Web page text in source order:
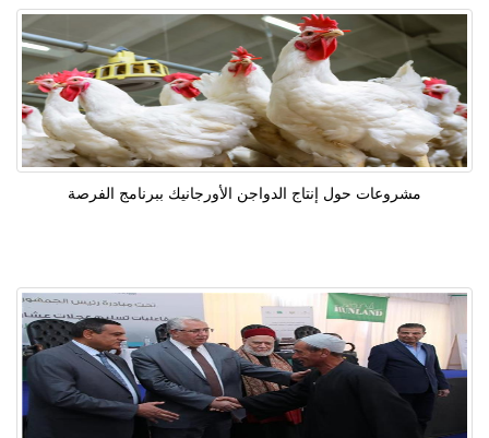
مشروعات حول إنتاج الدواجن الأورجانيك ببرنامج الفرصة